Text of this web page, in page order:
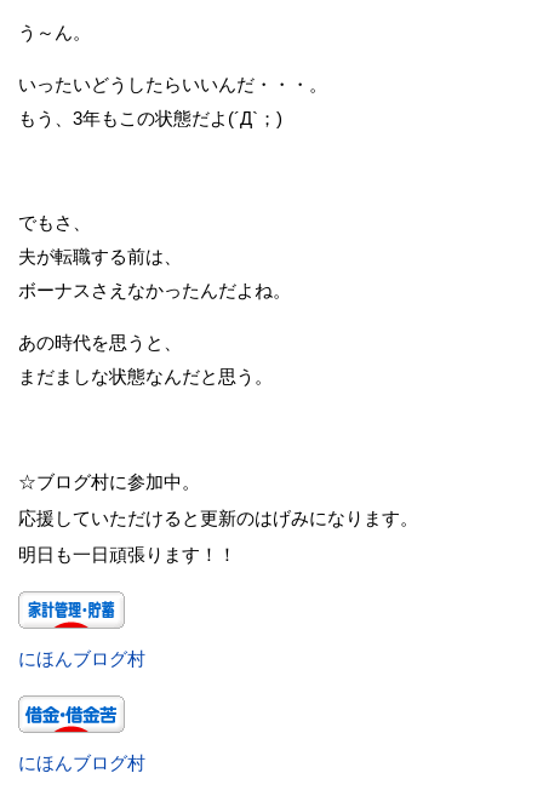
う～ん。
いったいどうしたらいいんだ・・・。
もう、3年もこの状態だよ(´Д`；)
でもさ、
夫が転職する前は、
ボーナスさえなかったんだよね。
あの時代を思うと、
まだましな状態なんだと思う。
☆ブログ村に参加中。
応援していただけると更新のはげみになります。
明日も一日頑張ります！！
にほんブログ村
にほんブログ村